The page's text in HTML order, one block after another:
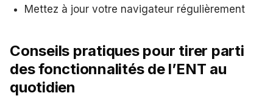
Mettez à jour votre navigateur régulièrement
Conseils pratiques pour tirer parti
des fonctionnalités de l’ENT au
quotidien